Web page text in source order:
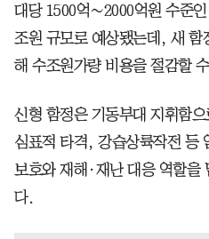
대당 1500억∼2000억원 수준
조원 규모로 예상됐는데, 새 함
해 수조원가량 비용을 절감할
신형 함정은 기동부대 지휘함
심표적 타격, 강습상륙작전 등
보호와 재해·재난 대응 역할을
다.